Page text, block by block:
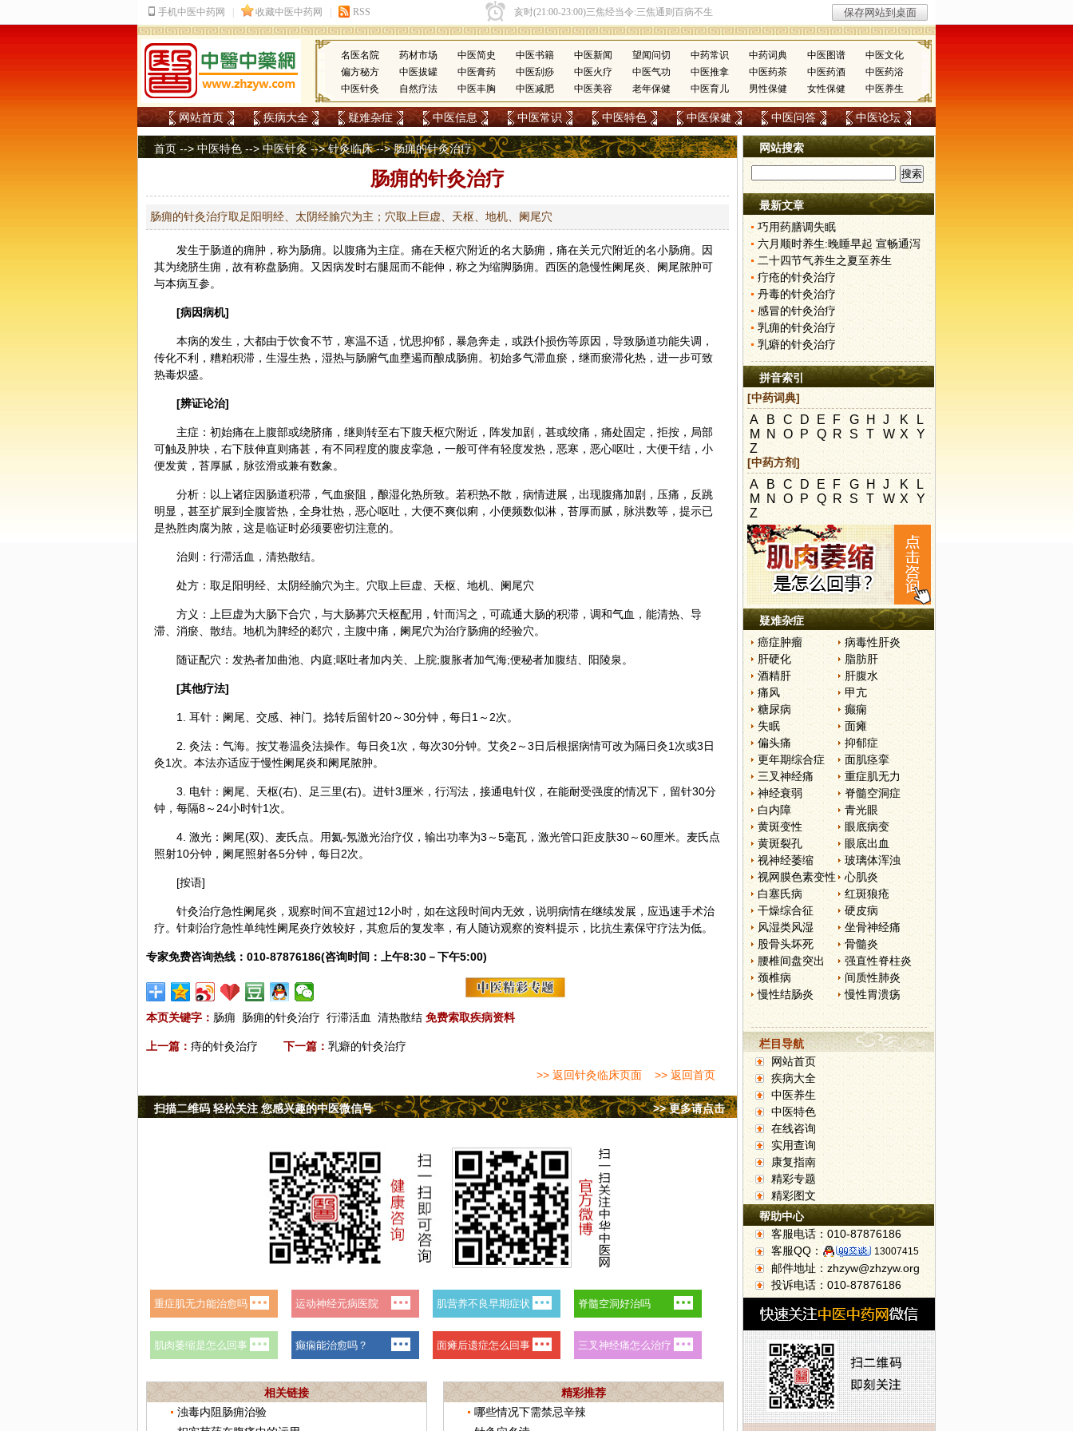
名医名院 药材市场 中医简史 中医书籍 中医新闻 望闻问切 中药常识 中药词典 中医图谱
中医文化
偏方秘方
中医拔罐 中医膏药 中医刮痧 中医火疗 中医气功 中医推拿 中医药茶 中医药酒
中医药浴
中医针灸
自然疗法 中医丰胸 中医减肥 中医美容 老年保健 中医育儿 男性保健 女性保健 中医养生
网站首页 疾病大全 疑难杂症 中医信息 中医常识 中医特色 中医保健 中医问答 中医论坛
首页 -->中医特色 -->中医针灸-->针灸临床--> 肠痈的针灸治疗
肠痈的针灸治疗
肠痈的针灸治疗取足阳明经、太阴经腧穴为主；穴取上巨虚、天枢、地机、阑尾穴
发生于肠道的痈肿，称为肠痈。以腹痛为主症。痛在天枢穴附近的名大肠痈，痛在关元穴附近的名小肠痈。因
其为绕脐生痈，故有称盘肠痈。又因病发时右腿屈而不能伸，称之为缩脚肠痈。西医的急慢性阑尾炎、阑尾脓肿可
与本病互参。
[病因病机]
本病的发生， 大都由于饮食不节，寒温不适，忧思抑郁，暴急奔走，或跌仆损伤等原因，导致肠道功能失调，
传化不利，糟粕积滞，生湿生热，湿热与肠腑气血壅遏而酿成肠痈。初始多气滞血瘀，继而瘀滞化热，进一步可致
热毒炽盛。
[辨证论治]
主症：初始痛在上腹部或绕脐痛，继则转至右下腹天枢穴附近，阵发加剧，甚或绞痛，痛处固定，拒按，局部
可触及肿块，右下肢伸直则痛甚，有不同程度的腹皮挛急，一般可伴有轻度发热，恶寒，恶心呕吐，大便干结，小
便发黄，苔厚腻，脉弦滑或兼有数象。
分析：以上诸症因肠道积滞，气血瘀阻，酿湿化热所致。若积热不散，病情进展，出现腹痛加剧，压痛，反跳
明显，甚至扩展到全腹皆热，全身壮热，恶心呕吐，大便不爽似痢，小便频数似淋，苔厚而腻，脉洪数等，提示已
是热胜肉腐为脓，这是临证时必须要密切注意的。
治则：行滞活血，清热散结。
处方：取足阳明经、太阴经腧穴为主。穴取 上巨虚 、天枢、 地机 、阑尾穴
方义：上巨虚为大肠下合穴，与大肠募穴天枢配用，针而泻之，可疏通大肠的积滞，调和气血，能清热、导
滞、消瘀、散结。地机为脾经的郄穴，主腹中痛，阑尾穴为治疗肠痈的经验穴。
随证配穴：发热者加曲池 内庭;呕吐者加内关 上脘;腹胀者加气海;便秘者加腹结 阳陵泉 。
[其他疗法]
1. 耳针 ：阑尾、交感、 神门。捻转后留针20～30分钟，每日1～2次。
2. 灸法：气海。按艾卷温灸法操作。每日灸1次，每次30分钟。 艾灸2～3日后根据病情可改为隔日灸1次或3日
灸1次。本法亦适应于慢性阑尾炎和阑尾脓肿。
3. 电针 ：阑尾、天枢(右)、 足三里(右)。进针3厘米，行泻法，接通电针仪，在能耐受强度的情况下，留针30分
钟，每隔8～24小时针1次。
4. 激光：阑尾(双)、麦氏点。用氦-氖激光治疗仪，输出功率为3～5毫瓦，激光管口距皮肤30～60厘米。麦氏点
照射10分钟，阑尾照射各5分钟，每日2次。
[按语]
针灸治疗急性阑尾炎，观察时间不宜超过12小时，如在这段时间内无效，说明病情在继续发展，应迅速手术治
疗。针刺治疗急性单纯性阑尾炎疗效较好，其愈后的复发率，有人随访观察的资料提示，比抗生素保守疗法为低。
专家免费咨询热线：010-87876186(咨询时间：上午8:30－下午5:00)
本页关键字： 肠痈 肠痈的针灸治疗 行滞活血 清热散结 免费索取疾病资料
上一篇： 痔的针灸治疗 下一篇： 乳癖的针灸治疗
>> 返回针灸临床页面 >> 返回首页
>> 更多请点击
扫描二维码 轻松关注 您感兴趣的中医微信号
相关链接
浊毒内阻肠痈治验
精彩推荐
哪些情况下需禁忌辛辣
网站搜索
最新文章
巧用药膳调失眠
六月顺时养生:晚睡早起 宣畅通泻
二十四节气养生之夏至养生
疔疮的针灸治疗
丹毒的针灸治疗
感冒的针灸治疗
乳痈的针灸治疗
乳癖的针灸治疗
拼音索引
[中药词典]
A B C D E F G H J K
L
M N O P Q R S T W X
Y
Z
[中药方剂]
A B C D E F G H J K
L
M N O P Q R S T W X
Y
Z
疑难杂症
癌症肿瘤
病毒性肝炎
肝硬化
脂肪肝
酒精肝
肝腹水
痛风
甲亢
糖尿病
癫痫
失眠
面瘫
偏头痛
抑郁症
更年期综合症
面肌痉挛
三叉神经痛
重症肌无力
神经衰弱
脊髓空洞症
白内障
青光眼
黄斑变性
眼底病变
黄斑裂孔
眼底出血
视神经萎缩
玻璃体浑浊
视网膜色素变性
心肌炎
白塞氏病
红斑狼疮
干燥综合征
硬皮病
风湿类风湿
坐骨神经痛
股骨头坏死
骨髓炎
腰椎间盘突出
强直性脊柱炎
颈椎病
间质性肺炎
慢性结肠炎
慢性胃溃疡
栏目导航
网站首页
疾病大全
中医养生
中医特色
在线咨询
实用查询
康复指南
精彩专题
精彩图文
帮助中心
客服电话：010-87876186
客服QQ：
13007415
邮件地址：zhzyw@zhzyw.org
投诉电话：010-87876186